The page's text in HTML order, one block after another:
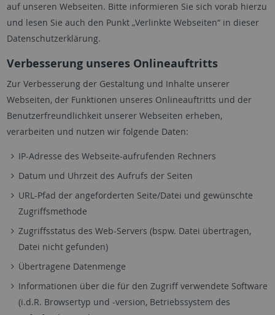
auf unseren Webseiten. Bitte informieren Sie sich vorab hierzu
und lesen Sie auch den Punkt „Verlinkte Webseiten“ in dieser
Datenschutzerklärung.
Verbesserung unseres Onlineauftritts
Zur Verbesserung der Gestaltung und Inhalte unserer
Webseiten, der Funktionen unseres Onlineauftritts und der
Benutzerfreundlichkeit unserer Webseiten erheben,
verarbeiten und nutzen wir folgende Daten:
IP-Adresse des Webseite-aufrufenden Rechners
Datum und Uhrzeit des Aufrufs der Seiten
URL-Pfad der angeforderten Seite/Datei und gewünschte
Zugriffsmethode
Zugriffsstatus des Web-Servers (bspw. Datei übertragen,
Datei nicht gefunden)
Übertragene Datenmenge
Informationen über die für den Zugriff verwendete Software
(i.d.R. Browsertyp und -version, Betriebssystem des